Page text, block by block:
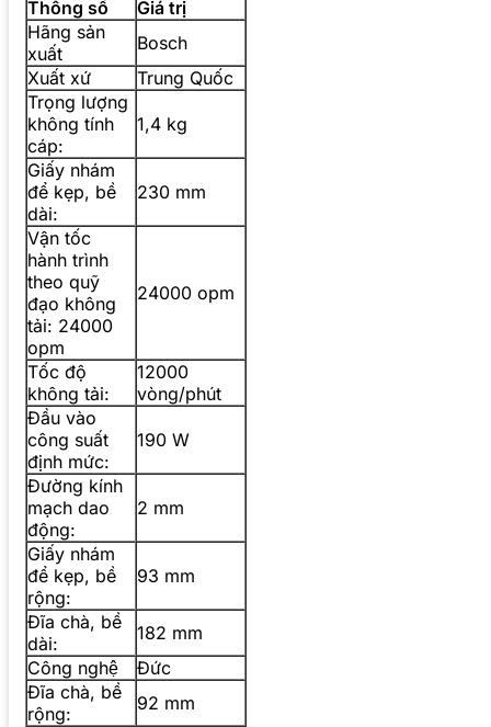
Thông số
Giá trị
Hãng sản
xuất
Bosch
Xuất xứ
Trung Quốc
Trọng lượng
không tính
cáp:
1,4 kg
Giấy nhám
để kẹp, bề
dài:
230 mm
Vận tốc
hành trình
theo quỹ
đạo không
tải: 24000
opm
24000 opm
Tốc độ
không tải:
12000
vòng/phút
Đầu vào
công suất
định mức:
190 W
Đường kính
mạch dao
động:
2 mm
Giấy nhám
để kẹp, bề
rộng:
93 mm
Đĩa chà, bề
dài:
182 mm
Công nghệ
Đức
Đĩa chà, bề
rộng:
92 mm